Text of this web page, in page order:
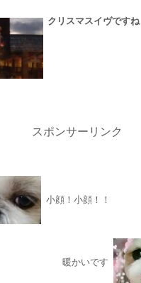
クリスマスイヴですね
スポンサーリンク
小顔！小顔！！
暖かいです